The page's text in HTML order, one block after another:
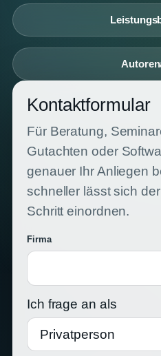
Kontaktformular
Für Beratung,
Gutachten oder
genauer Ihr Anliegen
schneller lässt sich
Schritt einordnen.
Firma
Ich frage an als